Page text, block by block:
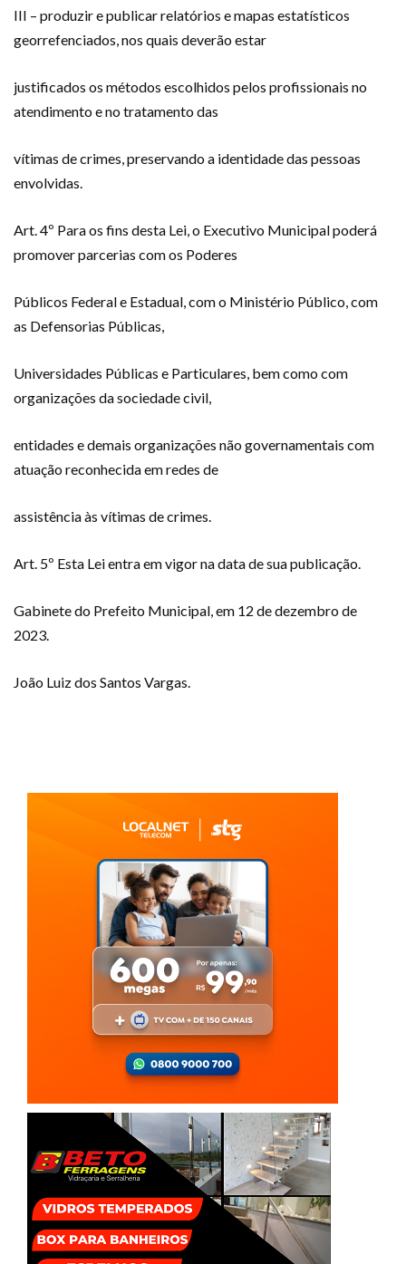
III – produzir e publicar relatórios e mapas estatísticos
georrefenciados, nos quais deverão estar
justificados os métodos escolhidos pelos profissionais no
atendimento e no tratamento das
vítimas de crimes, preservando a identidade das pessoas
envolvidas.
Art. 4º Para os fins desta Lei, o Executivo Municipal poderá
promover parcerias com os Poderes
Públicos Federal e Estadual, com o Ministério Público, com
as Defensorias Públicas,
Universidades Públicas e Particulares, bem como com
organizações da sociedade civil,
entidades e demais organizações não governamentais com
atuação reconhecida em redes de
assistência às vítimas de crimes.
Art. 5º Esta Lei entra em vigor na data de sua publicação.
Gabinete do Prefeito Municipal, em 12 de dezembro de
2023.
João Luiz dos Santos Vargas.